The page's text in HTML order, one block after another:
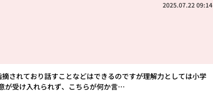
2025.07.22 09:14
されており話すことなどはできるのですが理解力としては小学
が受け入れられず、こちらが何か言…